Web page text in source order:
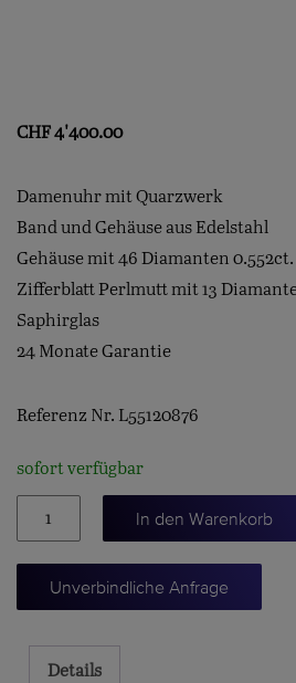
CHF4'400.00
Damenuhr mit Quarzwerk
Band und Gehäuse aus Edelstahl
Gehäuse mit 46 Diamanten 0.552ct.
Zifferblatt Perlmutt mit 13
Saphirglas
24 Monate Garantie
Referenz Nr. L55120876
sofort verfügbar
23.3
In den Warenkorb
Unverbindliche Anfrage
Details